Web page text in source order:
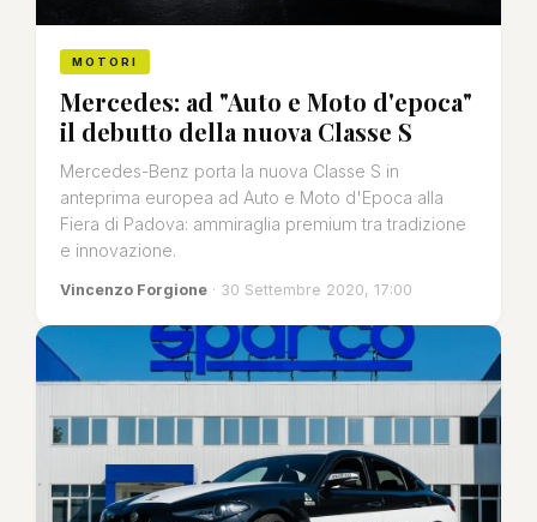
MOTORI
Mercedes: ad "Auto e Moto d'epoca"
il debutto della nuova Classe S
Mercedes-Benz porta la nuova Classe S in
anteprima europea ad Auto e Moto d'Epoca alla
Fiera di Padova: ammiraglia premium tra tradizione
e innovazione.
Vincenzo Forgione · 30 Settembre 2020, 17:00